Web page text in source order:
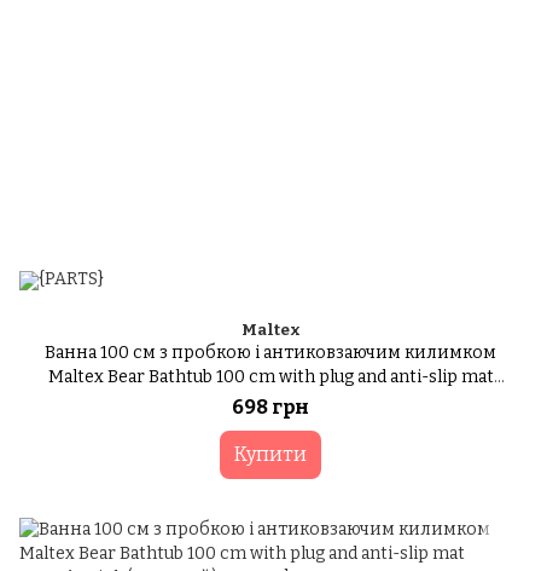
Maltex
Ванна 100 см з пробкою і антиковзаючим килимком
Maltex Bear Bathtub 100 cm with plug and anti-slip mat
2138_36 blue (блакитний)
698 грн
Купити